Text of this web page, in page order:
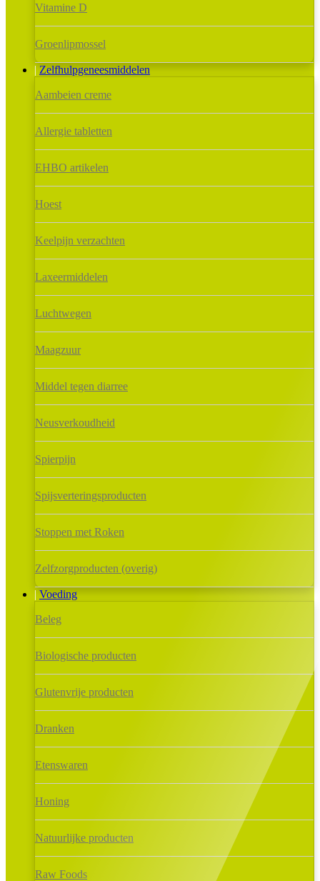
Vitamine D
Groenlipmossel
Zelfhulpgeneesmiddelen
Aambeien creme
Allergie tabletten
EHBO artikelen
Hoest
Keelpijn verzachten
Laxeermiddelen
Luchtwegen
Maagzuur
Middel tegen diarree
Neusverkoudheid
Spierpijn
Spijsverteringsproducten
Stoppen met Roken
Zelfzorgproducten (overig)
Voeding
Beleg
Biologische producten
Glutenvrije producten
Dranken
Etenswaren
Honing
Natuurlijke producten
Raw Foods